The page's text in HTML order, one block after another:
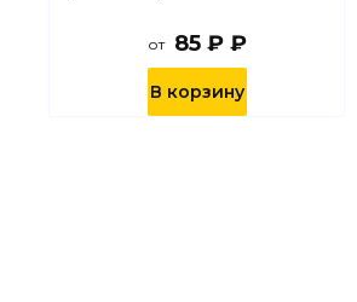
от 85 ₽ ₽
В корзину